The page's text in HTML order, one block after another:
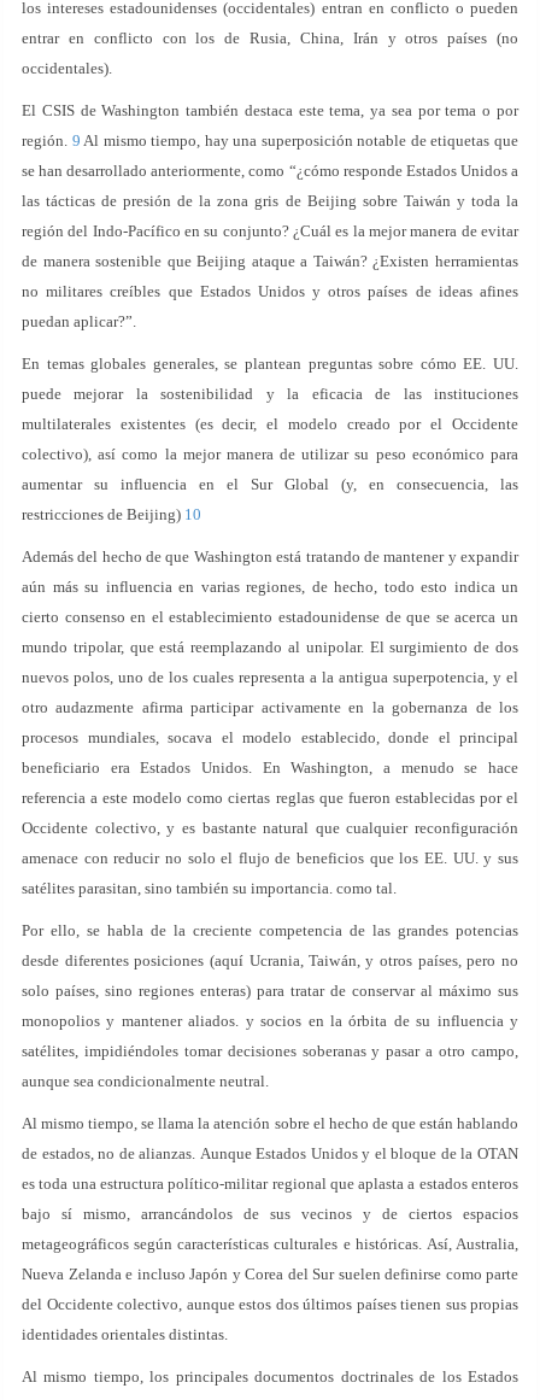
los intereses estadounidenses (occidentales) entran en conflicto o pueden
entrar en conflicto con los de Rusia, China, Irán y otros países (no
occidentales).
El CSIS de Washington también destaca este tema, ya sea por tema o por
región. 9 Al mismo tiempo, hay una superposición notable de etiquetas que
se han desarrollado anteriormente, como “¿cómo responde Estados Unidos a
las tácticas de presión de la zona gris de Beijing sobre Taiwán y toda la
región del Indo-Pacífico en su conjunto? ¿Cuál es la mejor manera de evitar
de manera sostenible que Beijing ataque a Taiwán? ¿Existen herramientas
no militares creíbles que Estados Unidos y otros países de ideas afines
puedan aplicar?”.
En temas globales generales, se plantean preguntas sobre cómo EE. UU.
puede mejorar la sostenibilidad y la eficacia de las instituciones
multilaterales existentes (es decir, el modelo creado por el Occidente
colectivo), así como la mejor manera de utilizar su peso económico para
aumentar su influencia en el Sur Global (y, en consecuencia, las
restricciones de Beijing) 10
Además del hecho de que Washington está tratando de mantener y expandir
aún más su influencia en varias regiones, de hecho, todo esto indica un
cierto consenso en el establecimiento estadounidense de que se acerca un
mundo tripolar, que está reemplazando al unipolar. El surgimiento de dos
nuevos polos, uno de los cuales representa a la antigua superpotencia, y el
otro audazmente afirma participar activamente en la gobernanza de los
procesos mundiales, socava el modelo establecido, donde el principal
beneficiario era Estados Unidos. En Washington, a menudo se hace
referencia a este modelo como ciertas reglas que fueron establecidas por el
Occidente colectivo, y es bastante natural que cualquier reconfiguración
amenace con reducir no solo el flujo de beneficios que los EE. UU. y sus
satélites parasitan, sino también su importancia. como tal.
Por ello, se habla de la creciente competencia de las grandes potencias
desde diferentes posiciones (aquí Ucrania, Taiwán, y otros países, pero no
solo países, sino regiones enteras) para tratar de conservar al máximo sus
monopolios y mantener aliados. y socios en la órbita de su influencia y
satélites, impidiéndoles tomar decisiones soberanas y pasar a otro campo,
aunque sea condicionalmente neutral.
Al mismo tiempo, se llama la atención sobre el hecho de que están hablando
de estados, no de alianzas. Aunque Estados Unidos y el bloque de la OTAN
es toda una estructura político-militar regional que aplasta a estados enteros
bajo sí mismo, arrancándolos de sus vecinos y de ciertos espacios
metageográficos según características culturales e históricas. Así, Australia,
Nueva Zelanda e incluso Japón y Corea del Sur suelen definirse como parte
del Occidente colectivo, aunque estos dos últimos países tienen sus propias
identidades orientales distintas.
Al mismo tiempo, los principales documentos doctrinales de los Estados